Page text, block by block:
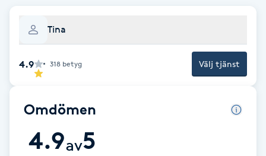
Bröllopsuppsättning
Tina
4.9 318 betyg Välj tjänst
Omdömen
4.9av5